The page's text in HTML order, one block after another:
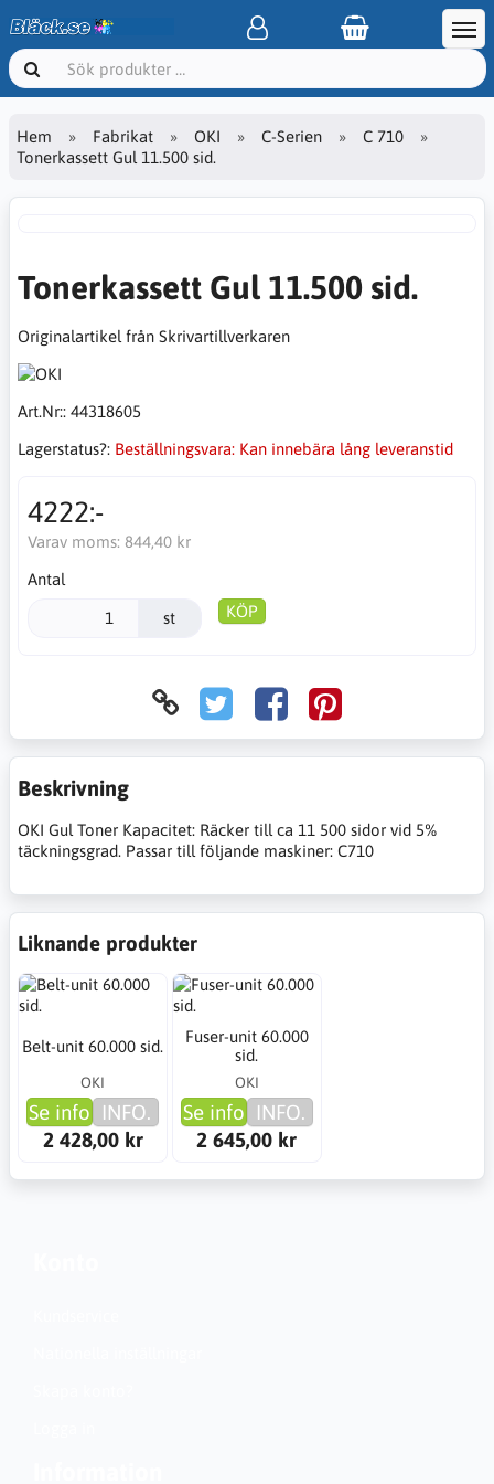
Hem Fabrikat OKI C-Serien
C 710
Tonerkassett Gul 11.500 sid.
Tonerkassett Gul 11.500 sid.
Originalartikel från Skrivartillverkaren
Art.Nr:: 44318605
Lagerstatus?: Beställningsvara: Kan innebära lång leveranstid
4222:-
Varav moms: 844,40 kr
Antal
st KÖP
Beskrivning
OKI Gul Toner Kapacitet: Räcker till ca 11 500 sidor vid 5%
täckningsgrad. Passar till följande maskiner: C710
Liknande produkter
Belt-unit 60.000 sid.
OKI
Se info INFO.
2 428,00 kr
Fuser-unit 60.000
sid.
OKI
Se info INFO.
2 645,00 kr